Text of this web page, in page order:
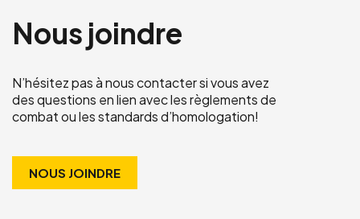
Nous joindre
N’hésitez pas à nous contacter si vous avez
des questions en lien avec les règlements de
combat ou les standards d’homologation!
NOUS JOINDRE